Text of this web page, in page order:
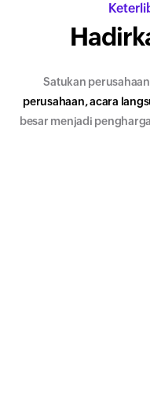
Satukan
perusahaan, acara
besar menjadi